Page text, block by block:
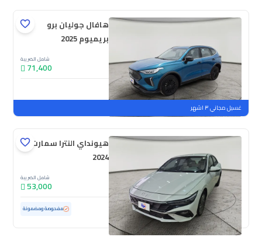
هافال جوليان برو
بريميوم 2025
شامل الضريبة
71,400
جديدة
ملوحة
غسيل مجاني ٣ اشهر
هيونداي النترا سمارت
2024
شامل الضريبة
53,000
مستعملة 127,251 كم مفحوصة ومضمونة